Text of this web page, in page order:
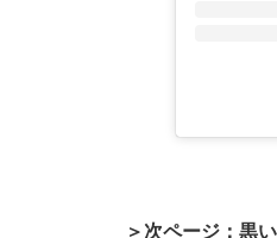
＞次ページ：黒